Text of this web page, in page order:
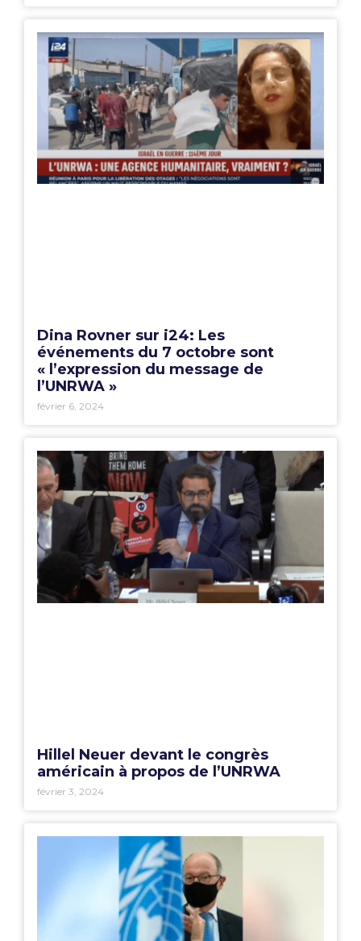
Dina Rovner sur i24: Les
événements du 7 octobre sont
« l’expression du message de
l’UNRWA »
février 6, 2024
Hillel Neuer devant le congrès
américain à propos de l’UNRWA
février 3, 2024